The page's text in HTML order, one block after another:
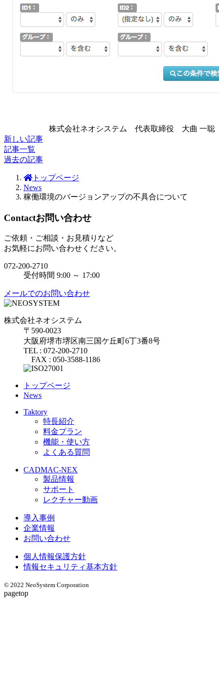
株式会社ネオシステム 代表取締役 大曲 一聡
新しい記事
記事一覧
過去の記事
トップページ
News
稼働環境のバージョンアップの不具合について
Contactお問い合わせ
ご依頼・ご相談・お見積りなど
お気軽にお問い合わせください。
072-200-2710
受付時間 9:00 ～ 17:00
メールでのお問い合わせ
株式会社ネオシステム
〒590-0023
大阪府堺市堺区南三国ケ丘町6丁3番8号
TEL : 072-200-2710
FAX : 050-3588-1186
トップページ
News
Taktory
特長紹介
料金プラン
機能・使い方
よくある質問
CADMAC-NEX
製品情報
サポート
レクチャー動画
導入事例
企業情報
お問い合わせ
個人情報保護方針
情報セキュリティ基本方針
© 2022 NeoSystem Corporation
pagetop